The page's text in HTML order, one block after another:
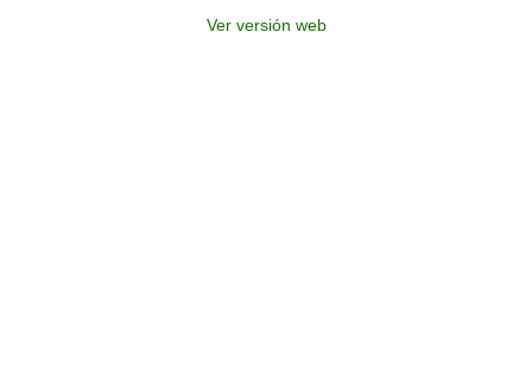
Ver versión web